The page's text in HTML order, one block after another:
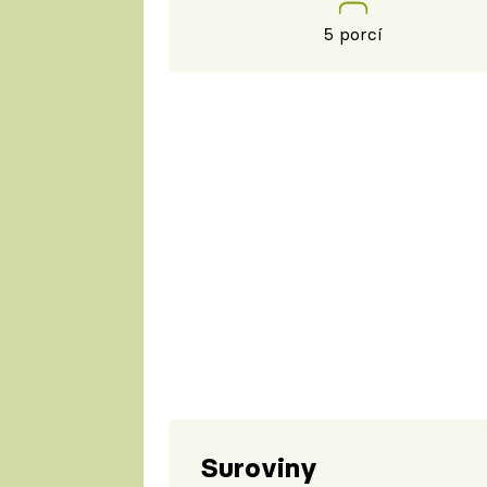
5 porcí
Suroviny